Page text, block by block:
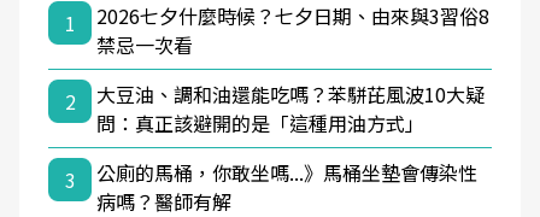
1
2026七夕什麼時候？七夕日期、由來與3習俗8
禁忌一次看
2
大豆油、調和油還能吃嗎？苯駢芘風波10大疑
問：真正該避開的是「這種用油方式」
3
公廁的馬桶，你敢坐嗎...》馬桶坐墊會傳染性
病嗎？醫師有解